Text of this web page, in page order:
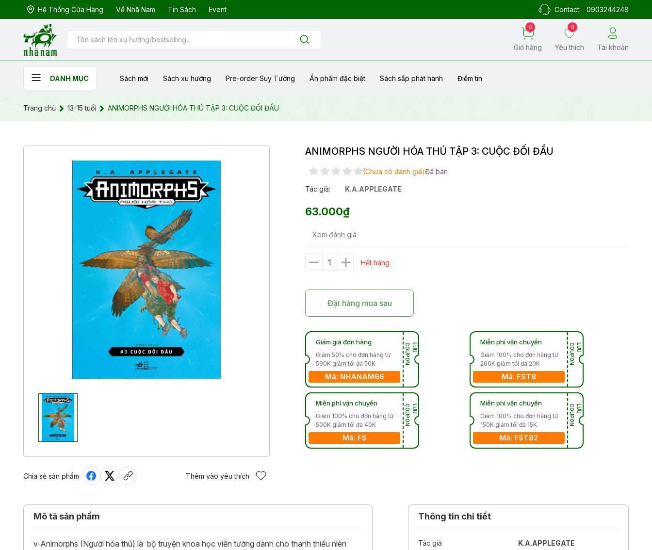
Hệ Thống Cửa Hàng Về Nhã Nam Tin Sách Event Contact: 0903244248
0
Giỏ hàng
0
Yêu thích Tài khoản
DANH MỤC Sách mới Sách xu hướng Pre-order Suy Tưởng Ẩn phẩm đặc biệt Sách sắp phát hành Điểm tin
Trang chủ 13-15 tuổi ANIMORPHS NGƯỜI HÓA THÚ TẬP 3: CUỘC ĐỐI ĐẦU
Chia sẻ sản phẩm Thêm vào yêu thích
ANIMORPHS NGƯỜI HÓA THÚ TẬP 3: CUỘC ĐỐI ĐẦU
(Chưa có đánh giá)Đã bán
Tác giả: K.A.APPLEGATE
63.000₫
Xem đánh giá
Hết hàng
Đặt hàng mua sau
Giảm giá đơn hàng
Giảm 50% cho đơn hàng từ
590K giảm tối đa 50K
Mã: NHANAM66
L
Ư
U
C
O
U
P
O
N
Miễn phí vận chuyển
Giảm 100% cho đơn hàng từ
500K giảm tối đa 40K
Mã: FS
L
Ư
U
C
O
U
P
O
N
Miễn phí vận chuyển
Giảm 100% cho đơn hàng từ
200K giảm tối đa 20K
Mã: FST8
L
Ư
U
C
O
U
P
O
N
Miễn phí vận chuyển
Giảm 100% cho đơn hàng từ
150K giảm tối đa 15K
Mã: FST82
L
Ư
U
C
O
U
P
O
N
Mô tả sản phẩm
v-Animorphs (Người hóa thú) là bộ truyện khoa học viễn tưởng dành cho thanh thiếu niên
Thông tin chi tiết
Tác giả
K.A.APPLEGATE